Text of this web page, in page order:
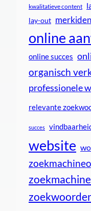
kwalitatieve content
lay-out
online
online succes
organisch
professionele
relevante
succes
website